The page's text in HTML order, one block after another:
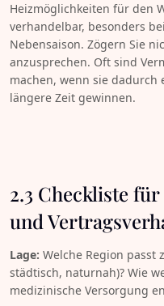
Heizmöglichkeiten für den
verhandelbar, besonders
Nebensaison. Zögern Sie
anzusprechen. Oft sind
machen, wenn sie
längere Zeit gewinnen.
2.3 Checkliste
und
Lage: Welche Region passt
städtisch, naturnah)? Wie
medizinische Versorgung